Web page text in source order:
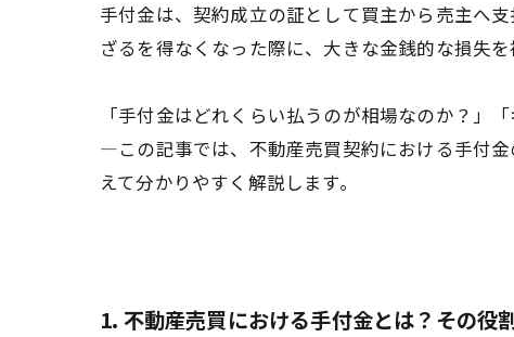
手付金は、契約成立の証として買主から売主へ
ざるを得なくなった際に、大きな金銭的な損失を
「手付金はどれくらい払うのが相場なのか？」
—この記事では、不動産売買契約における手付
えて分かりやすく解説します。
1. 不動産売買における手付金とは？その役